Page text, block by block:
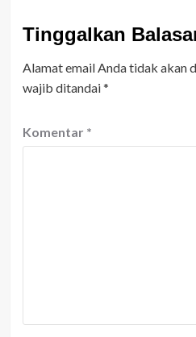
Tinggalkan
Alamat email Anda tidak akan
wajib ditandai*
Komentar *